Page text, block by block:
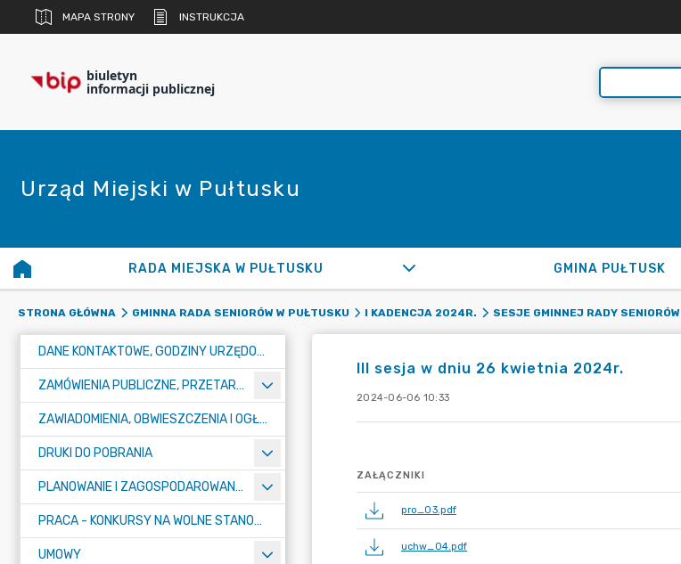
MAPA STRONY INSTRUKCJA
biuletyn
informacji publicznej
Urząd Miejski w Pułtusku
RADA MIEJSKA W PUŁTUSKU GMINA PUŁTUSK
STRONA GŁÓWNA GMINNA RADA SENIORÓW W PUŁTUSKU I KADENCJA 2024R. SESJE GMINNEJ RADY SENIORÓW
DANE KONTAKTOWE, GODZINY URZĘDOWANIA I NUMER KONTA BANKOWEGO
ZAMÓWIENIA PUBLICZNE, PRZETARGI, KONKURSY
ZAWIADOMIENIA, OBWIESZCZENIA I OGŁOSZENIA
DRUKI DO POBRANIA
PLANOWANIE I ZAGOSPODAROWANIE PRZESTRZENNE
PRACA - KONKURSY NA WOLNE STANOWISKA
UMOWY
III sesja w dniu 26 kwietnia 2024r.
2024-06-06 10:33
ZAŁĄCZNIKI
pro_03.pdf
uchw_04.pdf